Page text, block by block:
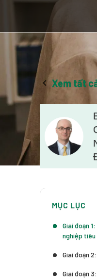
Xem tất
MỤC LỤC
Giai đoạn
nghiệp tiêu
Giai đoạn
Giai đoạn